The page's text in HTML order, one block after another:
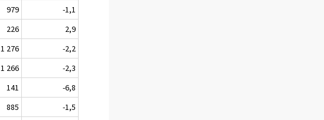
979
-1,1
226
2,9
1 276
-2,2
1 266
-2,3
141
-6,8
885
-1,5